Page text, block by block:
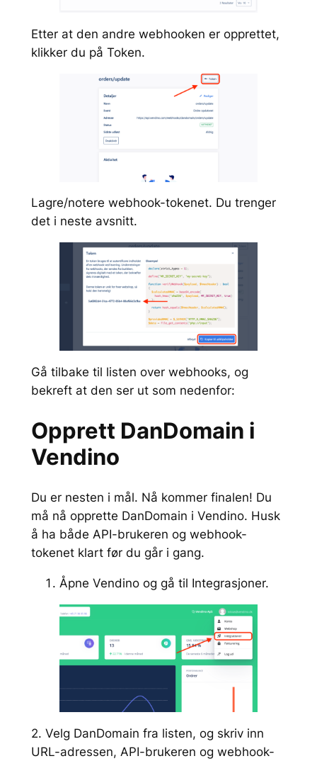
Etter at den andre webhooken er opprettet,
klikker du på Token.
Lagre/notere webhook-tokenet. Du trenger
det i neste avsnitt.
Gå tilbake til listen over webhooks, og
bekreft at den ser ut som nedenfor:
Opprett DanDomain i
Vendino
Du er nesten i mål. Nå kommer finalen! Du
må nå opprette DanDomain i Vendino. Husk
å ha både API-brukeren og webhook-
tokenet klart før du går i gang.
Åpne Vendino og gå til Integrasjoner.
2. Velg DanDomain fra listen, og skriv inn
URL-adressen, API-brukeren og webhook-